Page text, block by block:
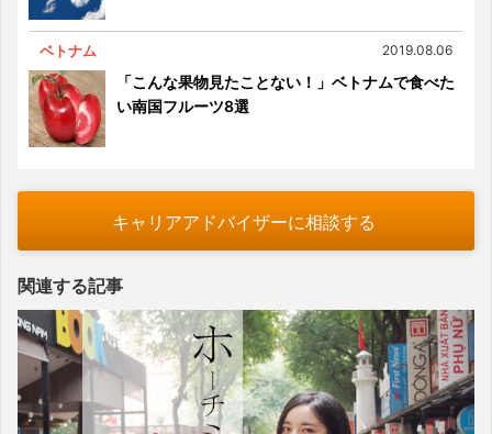
ベトナム 2019.08.06
「こんな果物見たことない！」ベトナムで食べた
い南国フルーツ8選
キャリアアドバイザーに相談する
関連する記事